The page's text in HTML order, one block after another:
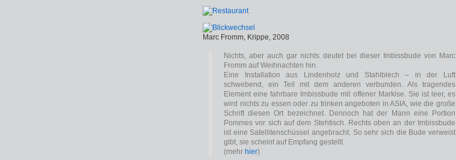
Marc Fromm, Krippe, 2008
Nichts, aber auch gar nichts deutet bei dieser Imbissbude von Marc
Fromm auf Weihnachten hin.
Eine Installation aus Lindenholz und Stahlblech – in der Luft
schwebend, ein Teil mit dem anderen verbunden. Als tragendes
Element eine fahrbare Imbissbude mit offener Markise. Sie ist leer, es
wird nichts zu essen oder zu trinken angeboten in ASIA, wie die große
Schrift diesen Ort bezeichnet. Dennoch hat der Mann eine Portion
Pommes vor sich auf dem Stehtisch. Rechts oben an der Imbissbude
ist eine Satellitenschüssel angebracht. So sehr sich die Bude verweist
gibt, sie scheint auf Empfang gestellt.
(mehr hier)